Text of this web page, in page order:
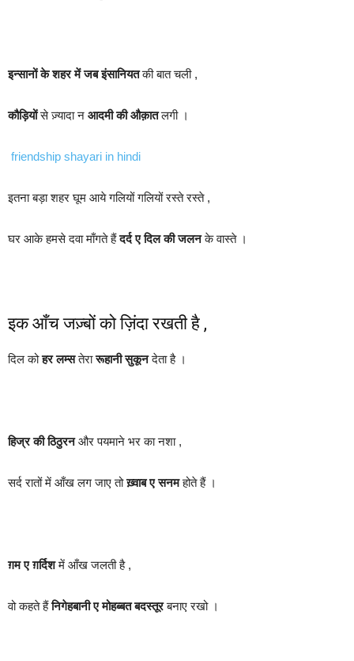
इन्सानों के शहर में जब इंसानियतकी बात चली ,
कौड़ियोंसे ज़्यादा न आदमी की औक़ातलगी ।
friendship shayari in hindi
इतना बड़ा शहर घूम आये गलियों गलियों रस्ते रस्ते ,
घर आके हमसे दवा माँगते हैंदर्द ए दिल की जलनके वास्ते ।
इक आँच जज़्बों को ज़िंदा रखती है ,
दिल कोहर लम्सतेरारूहानी सुकूनदेता है ।
हिज्र की ठिठुरनऔर पयमाने भर का नशा ,
सर्द रातों में आँख लग जाए तोख़्वाब ए सनमहोते हैं ।
ग़म ए ग़र्दिशमें आँख जलती है ,
वो कहते हैंनिगेहबानी ए मोहब्बत बदस्तूरबनाए रखो ।